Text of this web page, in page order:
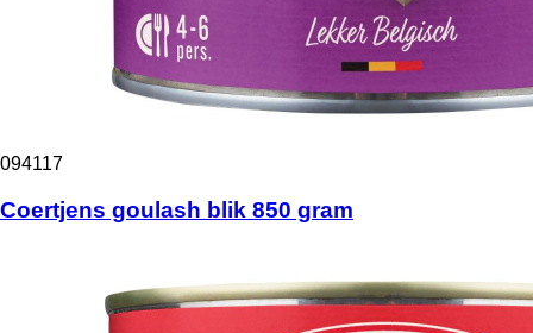
094117
Coertjens goulash blik 850 gram